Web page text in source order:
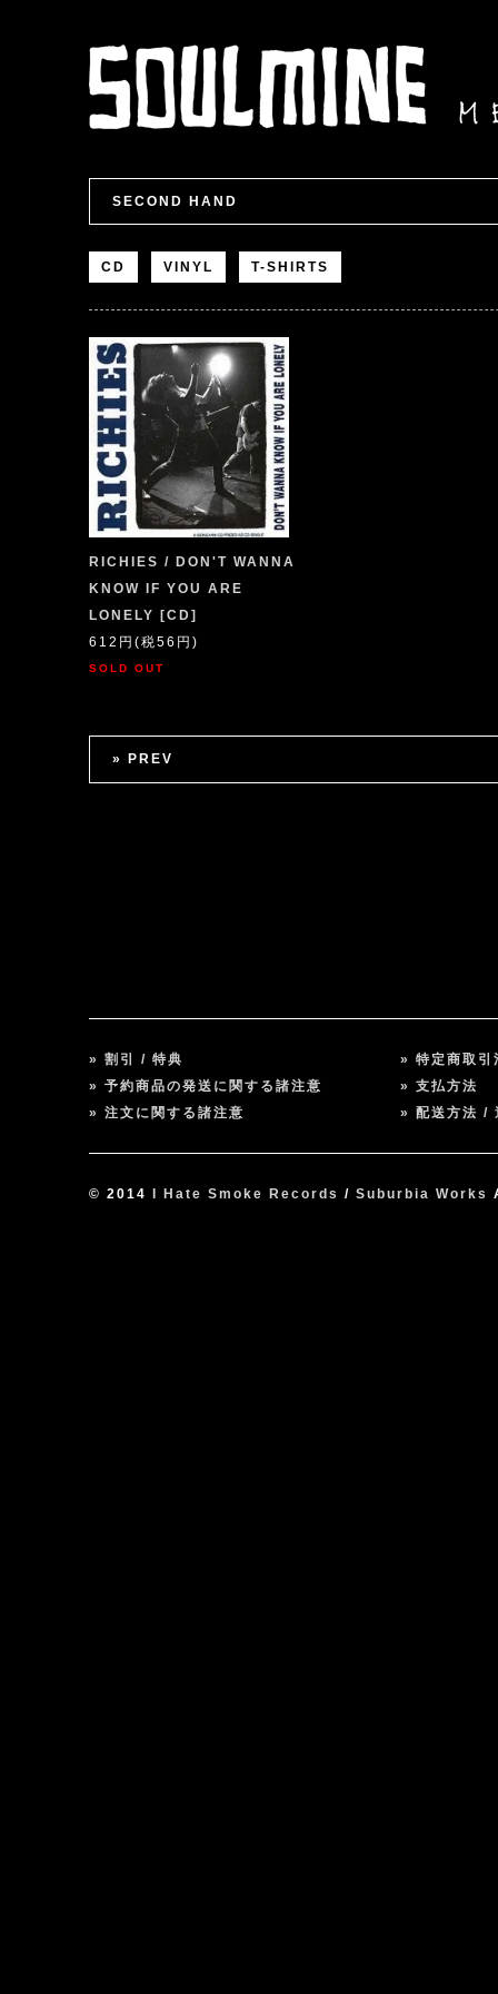
SECOND HAND
CD VINYL T-SHIRTS
RICHIES / DON'T WANNA
KNOW IF YOU ARE
LONELY [CD]
612円(税56円)
SOLD OUT
» PREV
» 割引 / 特典
» 予約商品の発送に関する諸注意
» 注文に関する諸注意
» 特定商取引
» 支払方法
» 配送方法 /
© 2014 I Hate Smoke Records / Suburbia Works